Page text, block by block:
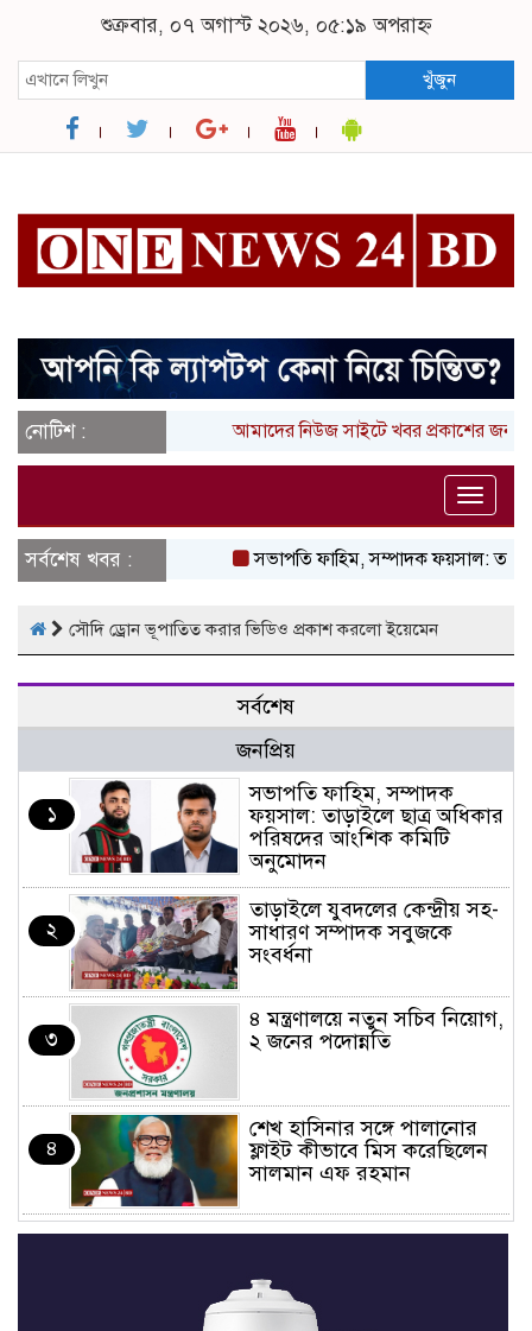
শুক্রবার, ০৭ অগাস্ট ২০২৬, ০৫:১৯ অপরাহ্ন
খুঁজুন
নোটিশ : আমাদের নিউজ সাইটে খবর প্রকাশের
Toggle
সর্বশেষ খবর :
সভাপতি ফাহিম, সম্পাদক ফয়সাল:
সৌদি ড্রোন ভূপাতিত করার ভিডিও প্রকাশ করলো ইয়েমেন
সর্বশেষ
জনপ্রিয়
১
সভাপতি ফাহিম, সম্পাদক
ফয়সাল: তাড়াইলে ছাত্র অধিকার
পরিষদের আংশিক কমিটি
অনুমোদন
২
তাড়াইলে যুবদলের কেন্দ্রীয় সহ-
সাধারণ সম্পাদক সবুজকে
সংবর্ধনা
৩
৪ মন্ত্রণালয়ে নতুন সচিব নিয়োগ,
২ জনের পদোন্নতি
৪
শেখ হাসিনার সঙ্গে পালানোর
ফ্লাইট কীভাবে মিস করেছিলেন
সালমান এফ রহমান
ভাত রান্নার সময় নরম হয়ে গেলে